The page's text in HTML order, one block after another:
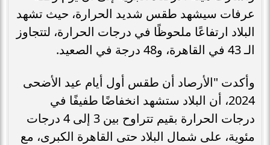
عرفات سيشهد طقس شديد الحرارة، حيث تشهد
البلاد ارتفاعًا ملحوظًا في درجات الحرارة، لتتجاوز
الـ 43 في القاهرة، و48 درجة في الصعيد.
وأكدت "الأرصاد أن طقس أول أيام عيد الأضحى
2024، أن البلاد ستشهد انخفاضًا طفيفًا في
درجات الحرارة بقيم تتراوح بين 3 إلى 4 درجات
مئوية، على شمال البلاد حتى القاهرة الكبرى، مع